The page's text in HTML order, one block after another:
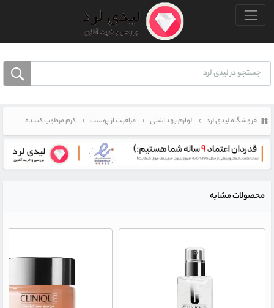
منو بالا
فروشگاه لیدی لرد لوازم بهداشتی مراقبت از پوست کرم مرطوب کننده
محصولات مشابه